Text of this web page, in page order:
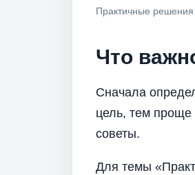
Практичные
Что
Сначала
цель, тем проще
советы.
Для темы